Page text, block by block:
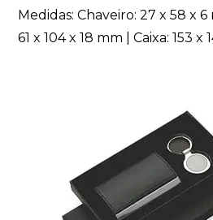
Medidas: Chaveiro: 27 x 58 x
61 x 104 x 18 mm | Caixa: 153 x